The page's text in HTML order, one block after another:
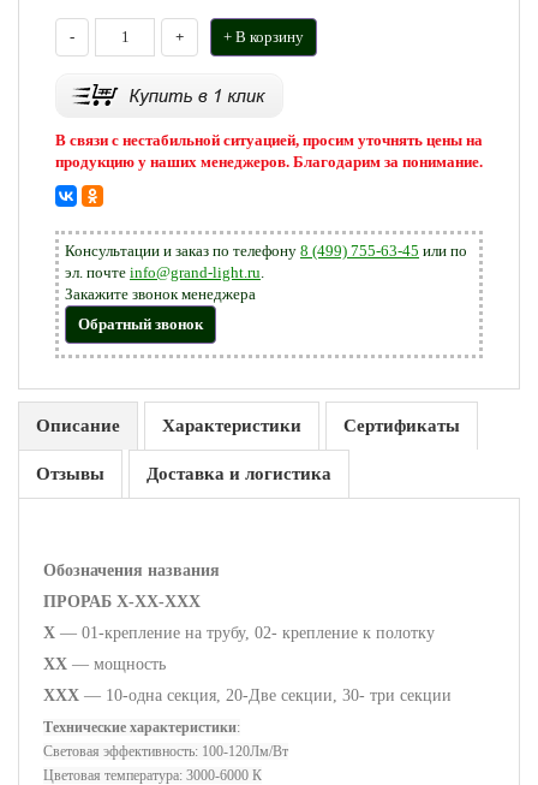
- + + В корзину
В связи с нестабильной ситуацией, просим уточнять цены на
продукцию у наших менеджеров. Благодарим за понимание.
Консультации и заказ по телефону 8 (499) 755-63-45 или по
эл. почте info@grand-light.ru.
Закажите звонок менеджера
Обратный звонок
Описание Характеристики Сертификаты
Отзывы Доставка и логистика
Обозначения названия
ПРОРАБ Х-ХХ-ХХХ
Х — 01-крепление на трубу, 02- крепление к полотку
ХХ — мощность
ХХХ — 10-одна секция, 20-Две секции, 30- три секции
Технические характеристики:
Cветовая эффективность: 100-120Лм/Вт
Цветовая температура: 3000-6000 К